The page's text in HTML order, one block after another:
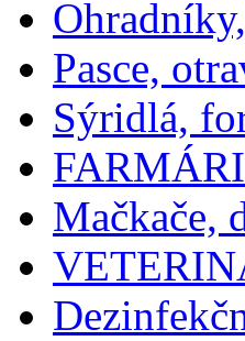
Pasce,
Sýridlá,
Mačkače,